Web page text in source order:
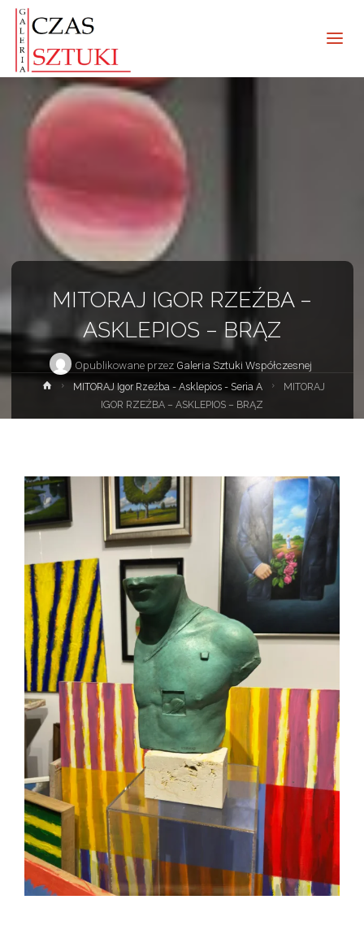
MITORAJ IGOR RZEŹBA –
ASKLEPIOS – BRĄZ
Opublikowane przez Galeria Sztuki Współczesnej
StronaMITORAJ Igor Rzeźba - Asklepios - Seria A
MITORAJ
IGOR RZEŹBA – ASKLEPIOS – BRĄZ